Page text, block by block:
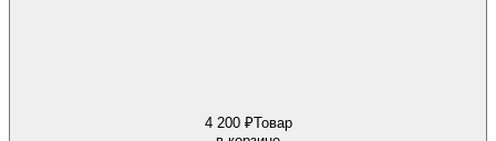
4 200 ₽Товар